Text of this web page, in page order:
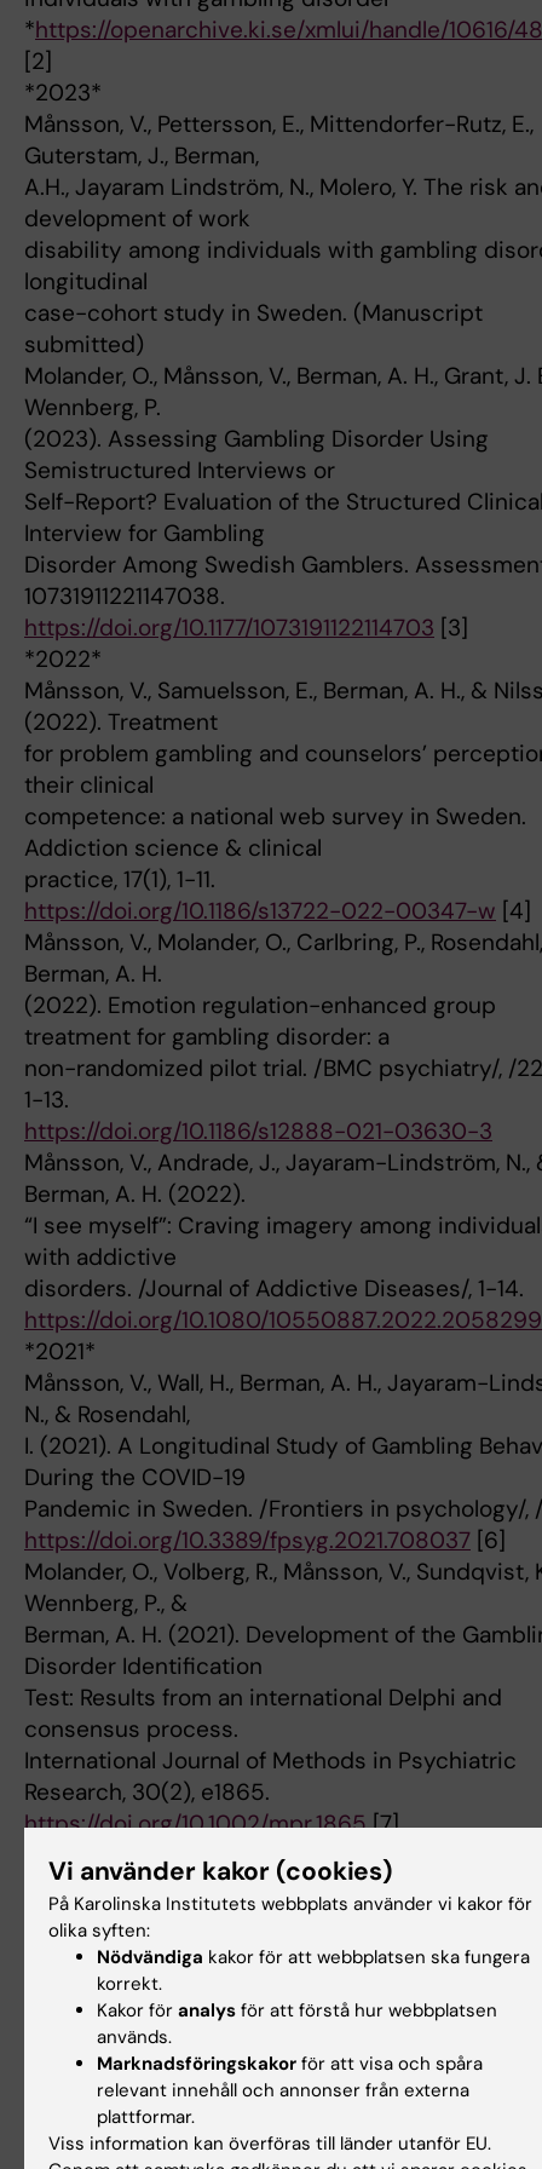
*https://openarchive.ki.se/xmlui/handle/10616/
[2]
*2023*
Månsson, V., Pettersson, E., Mittendorfer-Rutz, E.,
Guterstam, J., Berman,
A.H., Jayaram Lindström, N., Molero, Y. The risk
development of work
disability among individuals with gambling
longitudinal
case-cohort study in Sweden. (Manuscript
submitted)
Molander, O., Månsson, V., Berman, A. H., Grant, J.
Wennberg, P.
(2023). Assessing Gambling Disorder Using
Semistructured Interviews or
Self-Report? Evaluation of the Structured
Interview for Gambling
Disorder Among Swedish Gamblers.
10731911221147038.
https://doi.org/10.1177/1073191122114703 [3]
*2022*
Månsson, V., Samuelsson, E., Berman, A. H., &
(2022). Treatment
for problem gambling and counselors’
their clinical
competence: a national web survey in Sweden.
Addiction science & clinical
practice, 17(1), 1-11.
https://doi.org/10.1186/s13722-022-00347-w [4]
Månsson, V., Molander, O., Carlbring, P.,
Berman, A. H.
(2022). Emotion regulation-enhanced group
treatment for gambling disorder: a
non-randomized pilot trial. /BMC psychiatry/, /
1-13.
https://doi.org/10.1186/s12888-021-03630-3
Månsson, V., Andrade, J., Jayaram-Lindström, N.,
Berman, A. H. (2022).
“I see myself”: Craving imagery among
with addictive
disorders. /Journal of Addictive Diseases/, 1-14.
https://doi.org/10.1080/10550887.2022.2058299
*2021*
Månsson, V., Wall, H., Berman, A. H., Jayaram-
N., & Rosendahl,
I. (2021). A Longitudinal Study of Gambling
During the COVID-19
Pandemic in Sweden. /Frontiers in psychology/, /
https://doi.org/10.3389/fpsyg.2021.708037 [6]
Molander, O., Volberg, R., Månsson, V., Sundqvist,
Wennberg, P., &
Berman, A. H. (2021). Development of the
Disorder Identification
Test: Results from an international Delphi and
consensus process.
International Journal of Methods in Psychiatric
Research, 30(2), e1865.
https://doi.org/10.1002/mpr.1865[7]
*2019*
Molander, O., Volberg, R., Sundqvist, K.,
Månsson, V., &
Berman, A. H. (2019). Development of the
disorder identification
test (G-DIT): protocol for a Delphi method study.
research protocols/,
/8/(1), e12006.
doi: 10.2196/12006 [8]
*2018*
Vi använder kakor (cookies)
På Karolinska Institutets webbplats använder vi kakor för
olika syften:
Nödvändiga kakor för att webbplatsen ska fungera
korrekt.
Kakor för analys för att förstå hur webbplatsen
används.
Marknadsföringskakor för att visa och spåra
relevant innehåll och annonser från externa
plattformar.
Viss information kan överföras till länder utanför EU.